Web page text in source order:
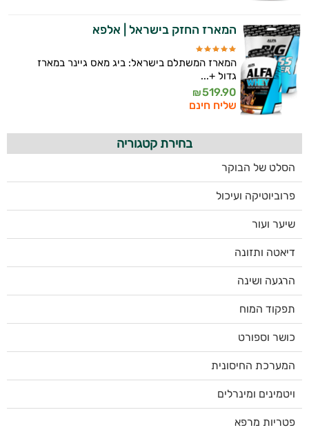
המארז החזק בישראל | אלפא
המארז המשתלם בישראל: ביג מאס גיינר במארז
גדול +...
519.90
₪
שליח חינם
בחירת קטגוריה
הסלט של הבוקר
פרוביוטיקה ועיכול
שיער ועור
דיאטה ותזונה
הרגעה ושינה
תפקוד המוח
כושר וספורט
המערכת החיסונית
ויטמינים ומינרלים
פטריות מרפא